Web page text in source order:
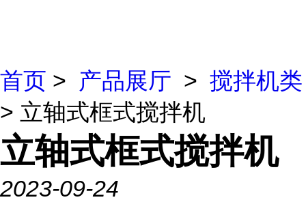
首页 > 产品展厅 > 搅拌机类
> 立轴式框式搅拌机
立轴式框式搅拌机
2023-09-24